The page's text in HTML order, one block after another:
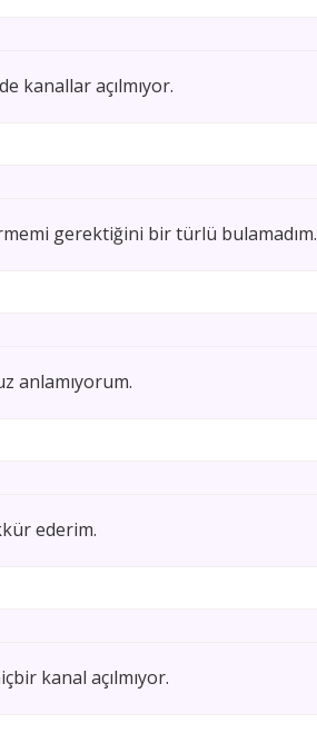
kanallar açılmıyor.
gerektiğini bir türlü bulamadım.
anlamıyorum.
ederim.
kanal açılmıyor.